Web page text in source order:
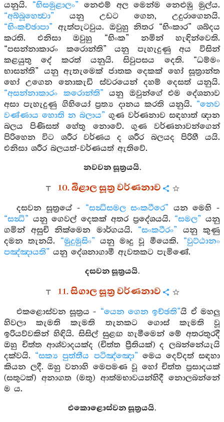
යනුයි. “භිසමුළාලං” නෙළුම් අල මෙන්ම නෙළුඹු මුල්ය.
“අබ්බූහෙත්‍වා” යනු උඩට ගෙන, උදුරාගෙනයි.
“භිංකච්ඡාපා” ඇත්පැටවුය. ඔවුහු නිතර “භිංකාර” ශබ්දය
කරති. එනිසා ඔවුහු “භිංක” නමින් හැඳින්වෙති.
“පසන්නාකාරං කරොන්ති” යනු පැහැදුණු අය විසින්
කළයුතු දේ කරත් යනුයි. සිවුපසය දෙති. “ධම්මං
භාසන්ති” යනු ඇතැමෙක් ජාතක දෙකක් හෝ සූත්‍රාන්ත
හෝ උගෙන නොකැඩි ස්වරයෙන් දහම් දෙසත් යනුයි.
“අසන්නාකාරං කරොන්ති” යනු ඔවුන්ගේ එම දේශනාව
අසා පැහැදුණු ගිහියෝ ප්‍රත්‍ය දානය කරති යනුයි. “නෙව
වණ්ණාය හොති න බලාය” ගුණ වර්ණනාව සඳහාත් ඥාන
බලය පිණිසත් හේතු නොවේ. ගුණ වර්ණනාවන්ගෙන්
පිරිහෙන විට ශරීර වර්ණය ද ශරීර බලයද පිරිහී යයි.
එනිසා ශරීර බලයත්-වර්ණයත් ඇතිවේ.
නවවන සූත්‍රයයි.
10. බිළාල සූත්‍ර වර්ණනාව
දසවන සූත්‍රයේ - “සන්‍ධිසමල සංකටීරෙ” යන මෙහි -
“සන්‍ධි” යනු ගෙවල් දෙකක් අතර ප්‍රදේශයයි. “සමල” යනු
ගමින් අසුචි නික්මෙන මාර්ගයයි. “සංකටීරං” යනු කුණු
දමන තැනයි. “මුදුමුසිං” යනු මෘදු වූ මීයෙකි. “වුට්ඨානං
පඤ්ඤායති” යනු දේශනාගාමී ඇවතකට පැමිණේ.
දසවන සූත්‍රයයි.
11. සිගාල සූත්‍ර වර්ණනාව
එකළොස්වන සූත්‍රය - “යෙන ගෙන ඉච්ඡති”යි ඒ මහලු
හිවලා කැමති කැමති තැනකට ගොස් කැමති වූ
ඉරියව්වකින් හිඳියි. සිසිල් සුළඟ හැමීමෙන් මේ අතරතුරදී
ඔහු චිත්ත ආශ්වාදයක්ද (චිත්ත ප්‍රීතියක්) ද ලබන්නේයැයි
දක්වයි. “සක්‍ය පුත්තීය පටිඤ්ඤො” මෙය දෙව්දත් සඳහා
කියන ලදී. ඔහු වනාහි මෙපමණ වූ හෝ චිත්ත ප්‍රසාදයක්
(සතුටක්) අනාගත (මතු) ආත්මභාවයන්හිදී නොලබන්නේ
ම ය.
එකොළොස්වන සූත්‍රයයි.